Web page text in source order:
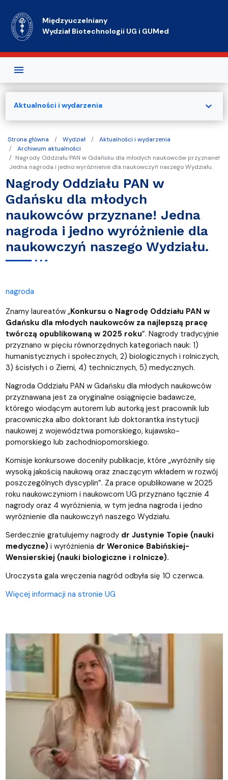
Międzyuczelniany
Wydział Biotechnologii UG i GUMed
Strona główna Wydział
Aktualności i wydarzenia
Archiwum aktualności
Nagrody Oddziału PAN w Gdańsku dla młodych naukowców przyznane!
Jedna nagroda i jedno wyróżnienie dla naukowczyń naszego Wydziału.
Nagrody Oddziału PAN w
Gdańsku dla młodych
naukowców przyznane! Jedna
nagroda i jedno wyróżnienie dla
naukowczyń naszego Wydziału.
nagroda
Znamy laureatów „Konkursu o Nagrodę Oddziału PAN w
Gdańsku dla młodych naukowców za najlepszą pracę
twórczą opublikowaną w 2025 roku”. Nagrody tradycyjnie
przyznano w pięciu równorzędnych kategoriach nauk: 1)
humanistycznych i społecznych, 2) biologicznych i rolniczych,
3) ścisłych i o Ziemi, 4) technicznych, 5) medycznych.
Nagroda Oddziału PAN w Gdańsku dla młodych naukowców
przyznawana jest za oryginalne osiągnięcie badawcze,
którego wiodącym autorem lub autorką jest pracownik lub
pracowniczka albo doktorant lub doktorantka instytucji
naukowej z województwa pomorskiego, kujawsko-
pomorskiego lub zachodniopomorskiego.
Komisje konkursowe doceniły publikacje, które „wyróżniły się
wysoką jakością naukową oraz znaczącym wkładem w rozwój
poszczególnych dyscyplin”. Za prace opublikowane w 2025
roku naukowczyniom i naukowcom UG przyznano łącznie 4
nagrody oraz 4 wyróżnienia, w tym jedna nagroda i jedno
wyróżnienie dla naukowczyń naszego Wydziału.
Serdecznie gratulujemy nagrody dr Justynie Topie (nauki
medyczne) i wyróżnienia dr Weronice Babińskiej-
Wensierskiej (nauki biologiczne i rolnicze).
Uroczysta gala wręczenia nagród odbyła się 10 czerwca.
Więcej informacji na stronie UG
Aktualności i wydarzenia expand_more